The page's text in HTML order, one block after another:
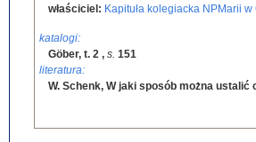
właściciel: Kapituła kolegiacka NPMarii w
katalogi:
Göber, t. 2 , s. 151
literatura:
W. Schenk, W jaki sposób można